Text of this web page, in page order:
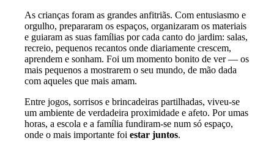
As crianças foram as grandes anfitriãs. Com entusiasmo e
orgulho, prepararam os espaços, organizaram os materiais
e guiaram as suas famílias por cada canto do jardim: salas,
recreio, pequenos recantos onde diariamente crescem,
aprendem e sonham. Foi um momento bonito de ver — os
mais pequenos a mostrarem o seu mundo, de mão dada
com aqueles que mais amam.
Entre jogos, sorrisos e brincadeiras partilhadas, viveu-se
um ambiente de verdadeira proximidade e afeto. Por umas
horas, a escola e a família fundiram-se num só espaço,
onde o mais importante foi estar juntos.